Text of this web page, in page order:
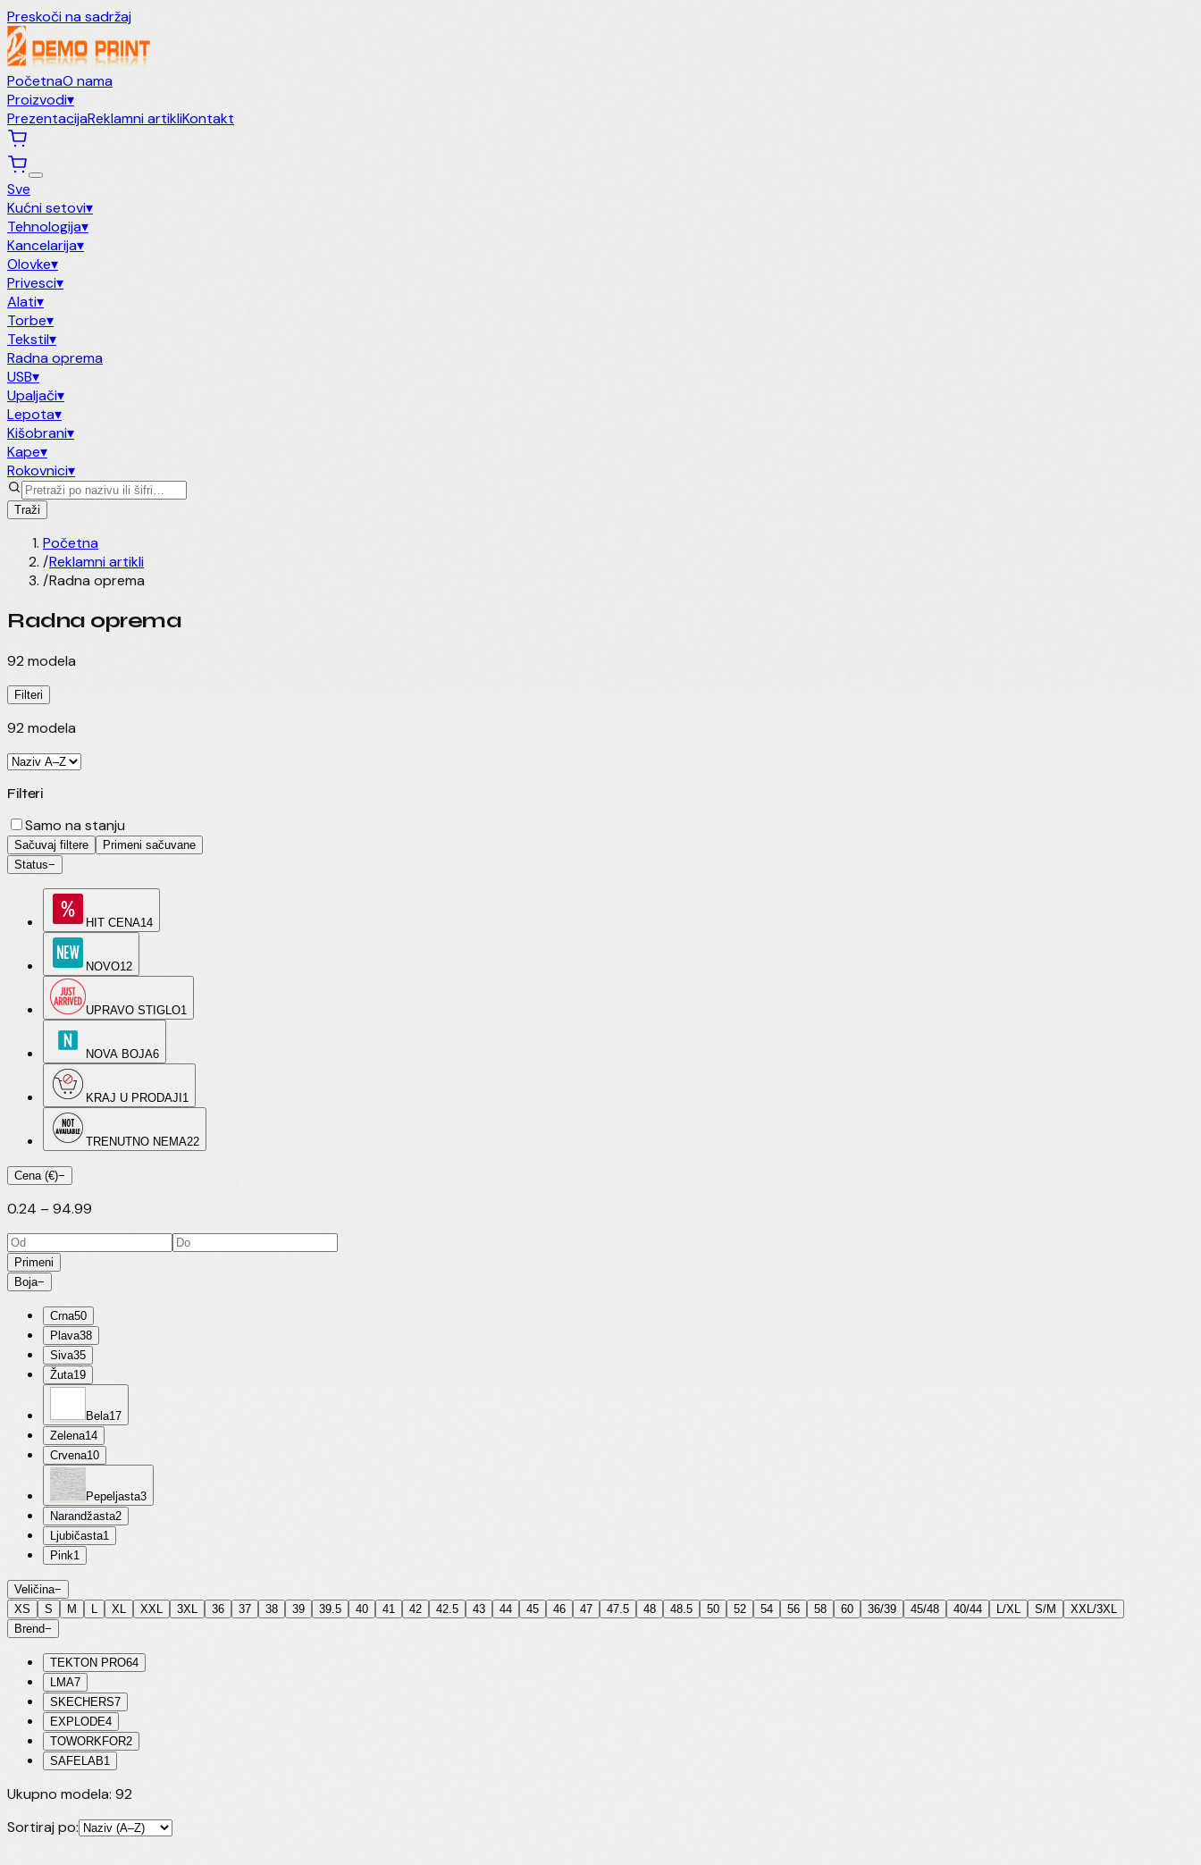
Preskoči na sadržaj
PočetnaO nama
Proizvodi▾
PrezentacijaReklamni artikliKontakt
Sve
Kućni setovi▾
Tehnologija▾
Kancelarija▾
Olovke▾
Privesci▾
Alati▾
Torbe▾
Tekstil▾
Radna oprema
USB▾
Upaljači▾
Lepota▾
Kišobrani▾
Kape▾
Rokovnici▾
Traži
Početna
/Reklamni artikli
/Radna oprema
Radna oprema
92 modela
Filteri
92 modela
Filteri
Samo na stanju
Sačuvaj filtere
Primeni sačuvane
Status−
HIT CENA14
NOVO12
UPRAVO STIGLO1
NOVA BOJA6
KRAJ U PRODAJI 1
TRENUTNO NEMA22
Cena (€)−
0.24 – 94.99
Primeni
Boja−
Crna50
Plava38
Siva35
Žuta19
Bela17
Zelena14
Crvena10
Pepeljasta3
Narandžasta2
Ljubičasta1
Pink1
Veličina−
XS
S M XL XXL 3XL 36 37 38 39 39.5 40 41 42 42.5 43 44 45 46 47 47.5 48 48.5 50 52 54 56 58 60 36/39 45/48 40/44 L/XL S/M
XXL/3XL
Brend−
TEKTON PRO64
LMA7
SKECHERS7
EXPLODE4
TOWORKFOR2
SAFELAB1
Ukupno modela: 92
Sortiraj po: